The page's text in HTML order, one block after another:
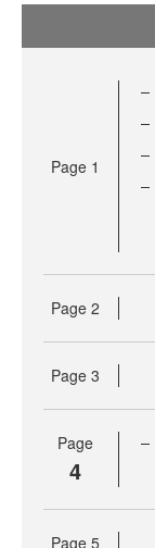
Page 1
Page 2
Page 3
Page
4
Page 5